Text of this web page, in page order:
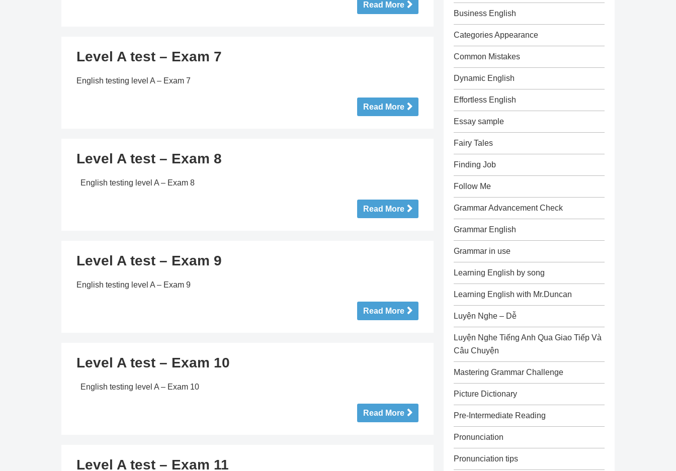
Read More
Level A test – Exam 7
English testing level A – Exam 7
Read More
Level A test – Exam 8
English testing level A – Exam 8
Read More
Level A test – Exam 9
English testing level A – Exam 9
Read More
Level A test – Exam 10
English testing level A – Exam 10
Read More
Level A test – Exam 11
Business English
Categories Appearance
Common Mistakes
Dynamic English
Effortless English
Essay sample
Fairy Tales
Finding Job
Follow Me
Grammar Advancement Check
Grammar English
Grammar in use
Learning English by song
Learning English with Mr.Duncan
Luyện Nghe – Dễ
Luyện Nghe Tiếng Anh Qua Giao Tiếp Và
Câu Chuyện
Mastering Grammar Challenge
Picture Dictionary
Pre-Intermediate Reading
Pronunciation
Pronunciation tips